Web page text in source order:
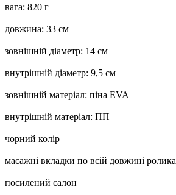
вага: 820 г
довжина: 33 см
зовнішній діаметр: 14 см
внутрішній діаметр: 9,5 см
зовнішній матеріал: піна EVA
внутрішній матеріал: ПП
чорний колір
масажні вкладки по всій довжині ролика
посилений салон